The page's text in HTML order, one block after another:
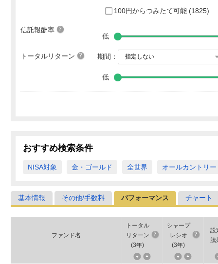
100円からつみたて可能 (1825)
信託報酬率
低
トータルリターン 期間：
低
おすすめ検索条件
NISA対象 金・ゴールド 全世界 オールカントリー
基本情報 その他/手数料 パフォーマンス チャート
ファンド名
トータル
リターン
(3年)
シャープ
レシオ
(3年)
設
騰